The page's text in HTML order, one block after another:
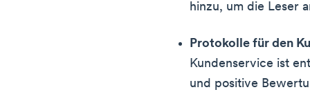
hinzu, um die Leser
Protokolle für den
Kundenservice ist
und positive